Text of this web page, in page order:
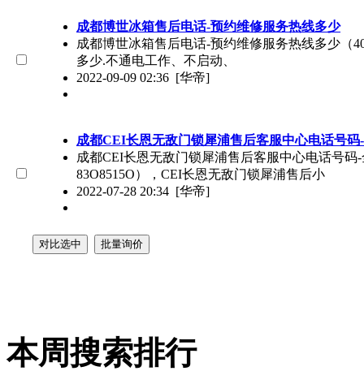
成都博世冰箱售后电话-预约维修服务热线多少
成都博世冰箱售后电话-预约维修服务热线多少（
多少.不通电工作、不启动、
2022-09-09 02:36 [华帝]
成都CEI长恩无敌门锁犀浦售后客服中心电话号
成都CEI长恩无敌门锁犀浦售后客服中心电话号
83O8515O），CEI长恩无敌门锁犀浦售后小
2022-07-28 20:34 [华帝]
本周搜索排行